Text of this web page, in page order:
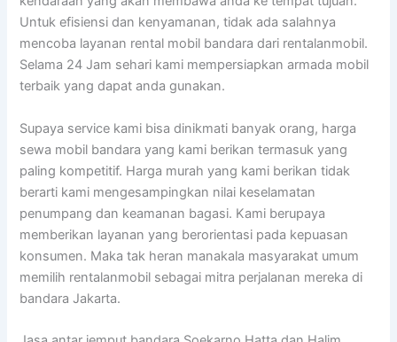
Untuk efisiensi dan kenyamanan, tidak ada salahnya
mencoba layanan rental mobil bandara dari rentalanmobil.
Selama 24 Jam sehari kami mempersiapkan armada mobil
terbaik yang dapat anda gunakan.
Supaya service kami bisa dinikmati banyak orang, harga
sewa mobil bandara yang kami berikan termasuk yang
paling kompetitif. Harga murah yang kami berikan tidak
berarti kami mengesampingkan nilai keselamatan
penumpang dan keamanan bagasi. Kami berupaya
memberikan layanan yang berorientasi pada kepuasan
konsumen. Maka tak heran manakala masyarakat umum
memilih rentalanmobil sebagai mitra perjalanan mereka di
bandara Jakarta.